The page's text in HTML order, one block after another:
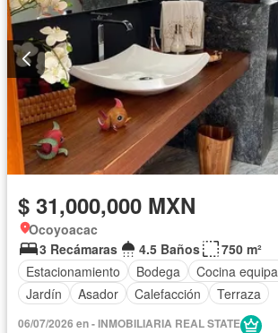
$ 31,000,000 MXN
Ocoyoacac
3 Recámaras
4.5 Baños
750 m²
Estacionamiento
Bodega Cocina
Jardín
Asador Calefacción Terraza
06/07/2026 en - INMOBILIARIA REAL STATE